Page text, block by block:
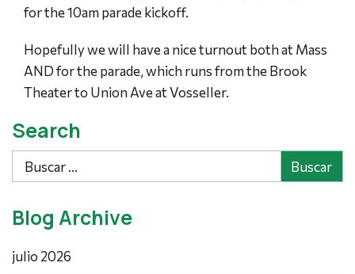
for the 10am parade kickoff.
Hopefully we will have a nice turnout both at Mass
AND for the parade, which runs from the Brook
Theater to Union Ave at Vosseller.
Search
Buscar
Blog Archive
julio 2026